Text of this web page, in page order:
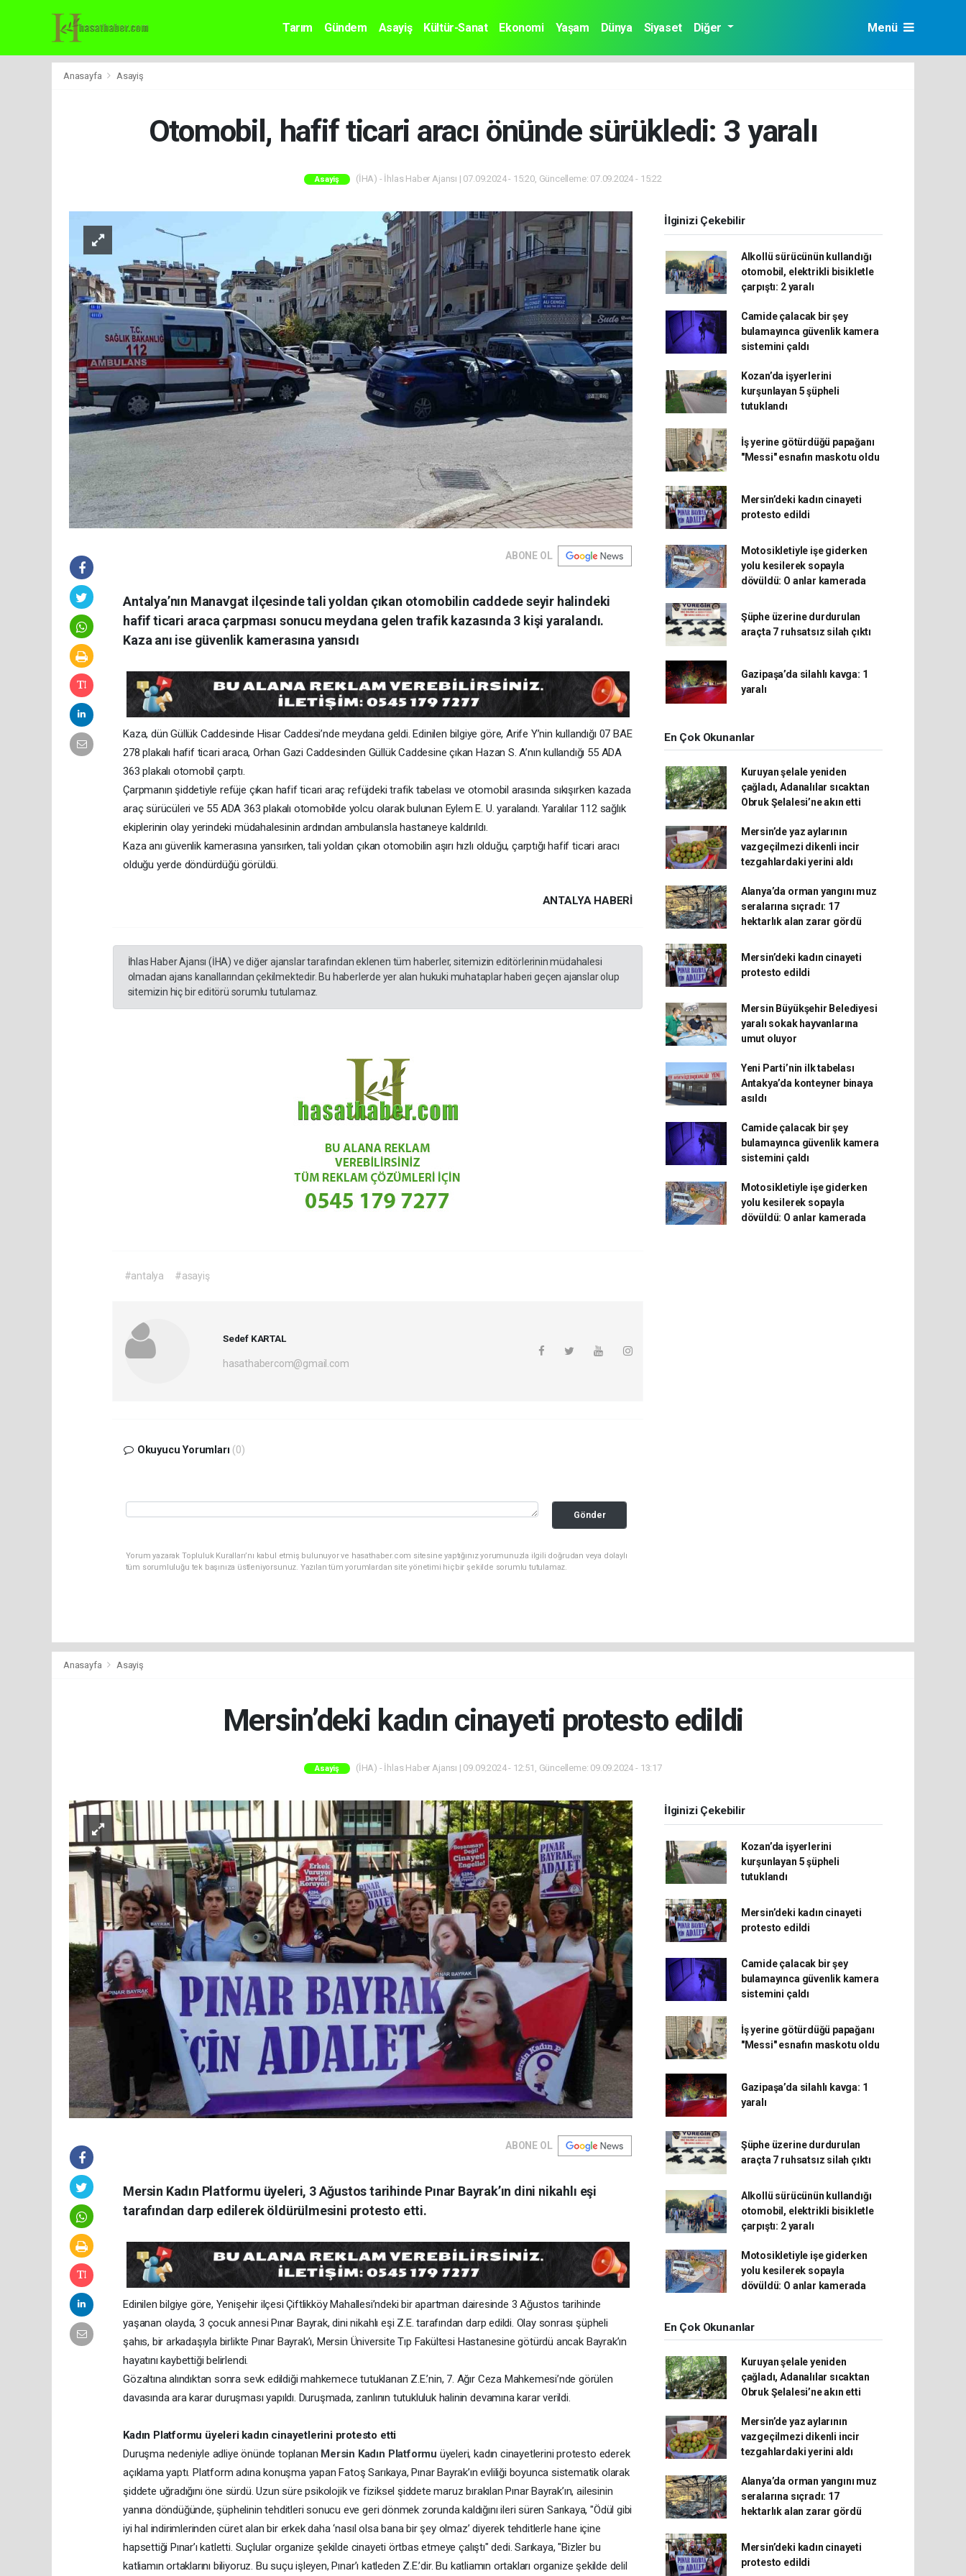
Tarım Gündem Asayiş Kültür-Sanat Ekonomi Yaşam Dünya Siyaset Diğer Menü
Anasayfa Asayiş
Otomobil, hafif ticari aracı önünde sürükledi: 3 yaralı
Asayiş (İHA) - İhlas Haber Ajansı | 07.09.2024 - 15:20, Güncelleme: 07.09.2024 - 15:22
ABONE OL
Antalya’nın Manavgat ilçesinde tali yoldan çıkan otomobilin caddede seyir halindeki
hafif ticari araca çarpması sonucu meydana gelen trafik kazasında 3 kişi yaralandı.
Kaza anı ise güvenlik kamerasına yansıdı
Kaza, dün Güllük Caddesinde Hisar Caddesi’nde meydana geldi. Edinilen bilgiye göre, Arife Y’nin kullandığı 07 BAE
278 plakalı hafif ticari araca, Orhan Gazi Caddesinden Güllük Caddesine çıkan Hazan S. A’nın kullandığı 55 ADA
363 plakalı otomobil çarptı.
Çarpmanın şiddetiyle refüje çıkan hafif ticari araç refüjdeki trafik tabelası ve otomobil arasında sıkışırken kazada
araç sürücüleri ve 55 ADA 363 plakalı otomobilde yolcu olarak bulunan Eylem E. U. yaralandı. Yaralılar 112 sağlık
ekiplerinin olay yerindeki müdahalesinin ardından ambulansla hastaneye kaldırıldı.
Kaza anı güvenlik kamerasına yansırken, tali yoldan çıkan otomobilin aşırı hızlı olduğu, çarptığı hafif ticari aracı
olduğu yerde döndürdüğü görüldü.
ANTALYA HABERİ
İhlas Haber Ajansı (İHA) ve diğer ajanslar tarafından eklenen tüm haberler, sitemizin editörlerinin müdahalesi
olmadan ajans kanallarından çekilmektedir. Bu haberlerde yer alan hukuki muhataplar haberi geçen ajanslar olup
sitemizin hiç bir editörü sorumlu tutulamaz.
#antalya #asayiş
Sedef KARTAL
hasathabercom@gmail.com
Okuyucu Yorumları (0)
Gönder
Yorum yazarak Topluluk Kuralları’nı kabul etmiş bulunuyor ve hasathaber.com sitesine yaptığınız yorumunuzla ilgili doğrudan veya dolaylı
tüm sorumluluğu tek başınıza üstleniyorsunuz. Yazılan tüm yorumlardan site yönetimi hiçbir şekilde sorumlu tutulamaz.
İlginizi Çekebilir
Alkollü sürücünün kullandığı
otomobil, elektrikli bisikletle
çarpıştı: 2 yaralı
Camide çalacak bir şey
bulamayınca güvenlik kamera
sistemini çaldı
Kozan’da işyerlerini
kurşunlayan 5 şüpheli
tutuklandı
İş yerine götürdüğü papağanı
"Messi" esnafın maskotu oldu
Mersin’deki kadın cinayeti
protesto edildi
Motosikletiyle işe giderken
yolu kesilerek sopayla
dövüldü: O anlar kamerada
Şüphe üzerine durdurulan
araçta 7 ruhsatsız silah çıktı
Gazipaşa’da silahlı kavga: 1
yaralı
En Çok Okunanlar
Kuruyan şelale yeniden
çağladı, Adanalılar sıcaktan
Obruk Şelalesi’ne akın etti
Mersin’de yaz aylarının
vazgeçilmezi dikenli incir
tezgahlardaki yerini aldı
Alanya’da orman yangını muz
seralarına sıçradı: 17
hektarlık alan zarar gördü
Mersin’deki kadın cinayeti
protesto edildi
Mersin Büyükşehir Belediyesi
yaralı sokak hayvanlarına
umut oluyor
Yeni Parti’nin ilk tabelası
Antakya’da konteyner binaya
asıldı
Camide çalacak bir şey
bulamayınca güvenlik kamera
sistemini çaldı
Motosikletiyle işe giderken
yolu kesilerek sopayla
dövüldü: O anlar kamerada
Anasayfa Asayiş
Mersin’deki kadın cinayeti protesto edildi
Asayiş (İHA) - İhlas Haber Ajansı | 09.09.2024 - 12:51, Güncelleme: 09.09.2024 - 13:17
ABONE OL
Mersin Kadın Platformu üyeleri, 3 Ağustos tarihinde Pınar Bayrak’ın dini nikahlı eşi
tarafından darp edilerek öldürülmesini protesto etti.
Edinilen bilgiye göre, Yenişehir ilçesi Çiftlikköy Mahallesi’ndeki bir apartman dairesinde 3 Ağustos tarihinde
yaşanan olayda, 3 çocuk annesi Pınar Bayrak, dini nikahlı eşi Z.E. tarafından darp edildi. Olay sonrası şüpheli
şahıs, bir arkadaşıyla birlikte Pınar Bayrak’ı, Mersin Üniversite Tıp Fakültesi Hastanesine götürdü ancak Bayrak’ın
hayatını kaybettiği belirlendi.
Gözaltına alındıktan sonra sevk edildiği mahkemece tutuklanan Z.E.’nin, 7. Ağır Ceza Mahkemesi’nde görülen
davasında ara karar duruşması yapıldı. Duruşmada, zanlının tutukluluk halinin devamına karar verildi.
Kadın Platformu üyeleri kadın cinayetlerini protesto etti
Duruşma nedeniyle adliye önünde toplanan Mersin Kadın Platformu üyeleri, kadın cinayetlerini protesto ederek
açıklama yaptı. Platform adına konuşma yapan Fatoş Sarıkaya, Pınar Bayrak’ın evliliği boyunca sistematik olarak
şiddete uğradığını öne sürdü. Uzun süre psikolojik ve fiziksel şiddete maruz bırakılan Pınar Bayrak’ın, ailesinin
yanına döndüğünde, şüphelinin tehditleri sonucu eve geri dönmek zorunda kaldığını ileri süren Sarıkaya, "Ödül gibi
iyi hal indirimlerinden cüret alan bir erkek daha ‘nasıl olsa bana bir şey olmaz’ diyerek tehditlerle hane içine
hapsettiği Pınar’ı katletti. Suçlular organize şekilde cinayeti örtbas etmeye çalıştı" dedi. Sarıkaya, "Bizler bu
katliamın ortaklarını biliyoruz. Bu suçu işleyen, Pınar’ı katleden Z.E.’dir. Bu katliamın ortakları organize şekilde delil
İlginizi Çekebilir
Kozan’da işyerlerini
kurşunlayan 5 şüpheli
tutuklandı
Mersin’deki kadın cinayeti
protesto edildi
Camide çalacak bir şey
bulamayınca güvenlik kamera
sistemini çaldı
İş yerine götürdüğü papağanı
"Messi" esnafın maskotu oldu
Gazipaşa’da silahlı kavga: 1
yaralı
Şüphe üzerine durdurulan
araçta 7 ruhsatsız silah çıktı
Alkollü sürücünün kullandığı
otomobil, elektrikli bisikletle
çarpıştı: 2 yaralı
Motosikletiyle işe giderken
yolu kesilerek sopayla
dövüldü: O anlar kamerada
En Çok Okunanlar
Kuruyan şelale yeniden
çağladı, Adanalılar sıcaktan
Obruk Şelalesi’ne akın etti
Mersin’de yaz aylarının
vazgeçilmezi dikenli incir
tezgahlardaki yerini aldı
Alanya’da orman yangını muz
seralarına sıçradı: 17
hektarlık alan zarar gördü
Mersin’deki kadın cinayeti
protesto edildi